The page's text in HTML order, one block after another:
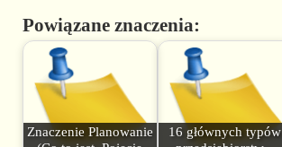
Powiązane znaczenia:
Znaczenie Planowanie
16 głównych typów